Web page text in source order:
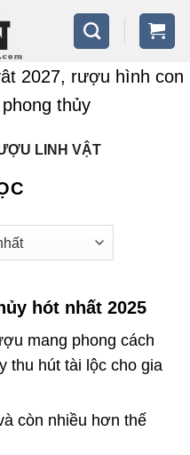
2027, rượu hình con
thủy
LINH VẬT
hót nhất 2025
mang phong cách
thu hút tài lộc cho gia
còn nhiều hơn thế